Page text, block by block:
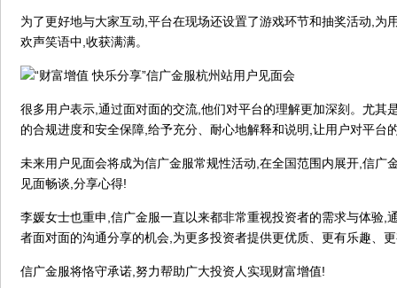
为了更好地与大家互动,平台在现场还设置了游戏环节和抽奖活动,为
欢声笑语中,收获满满。
很多用户表示,通过面对面的交流,他们对平台的理解更加深刻。尤其
的合规进度和安全保障,给予充分、耐心地解释和说明,让用户对平台
未来用户见面会将成为信广金服常规性活动,在全国范围内展开,信广
见面畅谈,分享心得!
李媛女士也重申,信广金服一直以来都非常重视投资者的需求与体验,
者面对面的沟通分享的机会,为更多投资者提供更优质、更有乐趣、
信广金服将恪守承诺,努力帮助广大投资人实现财富增值!